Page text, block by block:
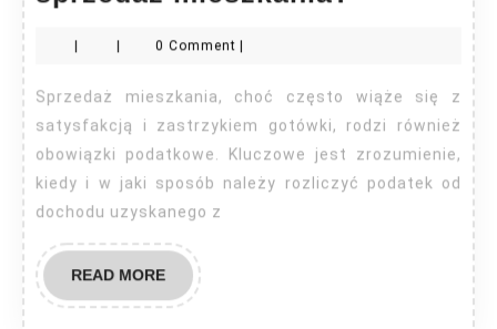
rozliczyć
za
sprzedaż
| | 0 Comment |
Sprzedaż mieszkania, choć często wiąże się z
satysfakcją i zastrzykiem gotówki, rodzi również
obowiązki podatkowe. Kluczowe jest zrozumienie,
kiedy i w jaki sposób należy rozliczyć podatek od
dochodu uzyskanego z
READ MOREREAD
MORE